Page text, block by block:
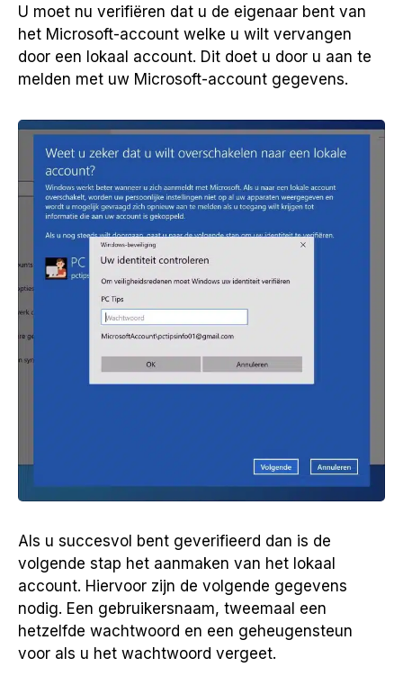
U moet nu verifiëren dat u de eigenaar bent van
het Microsoft-account welke u wilt vervangen
door een lokaal account. Dit doet u door u aan te
melden met uw Microsoft-account gegevens.
Als u succesvol bent geverifieerd dan is de
volgende stap het aanmaken van het lokaal
account. Hiervoor zijn de volgende gegevens
nodig. Een gebruikersnaam, tweemaal een
hetzelfde wachtwoord en een geheugensteun
voor als u het wachtwoord vergeet.